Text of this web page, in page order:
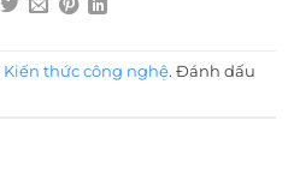
Kiến thức công nghệ. Đánh dấu